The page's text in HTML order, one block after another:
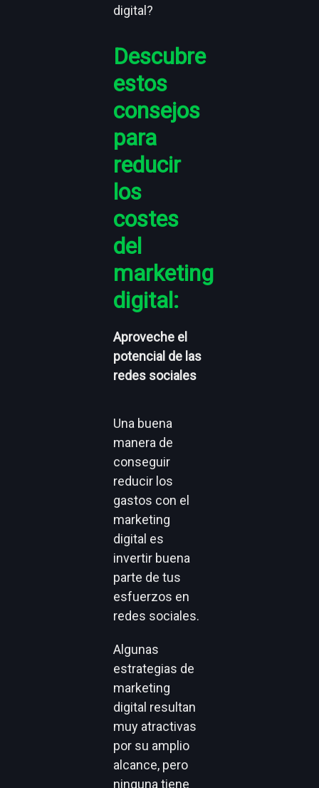
digital?
Descubre
estos
consejos
para
reducir
los
costes
del
marketing
digital:
Aproveche el
potencial de las
redes sociales
Una buena
manera de
conseguir
reducir los
gastos con el
marketing
digital es
invertir buena
parte de tus
esfuerzos en
redes sociales.
Algunas
estrategias de
marketing
digital resultan
muy atractivas
por su amplio
alcance, pero
ninguna tiene